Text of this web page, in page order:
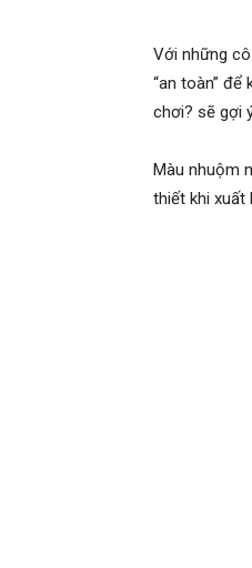
Với những
“an toàn”
chơi? sẽ gợi
Màu nhuộm
thiết khi xuất